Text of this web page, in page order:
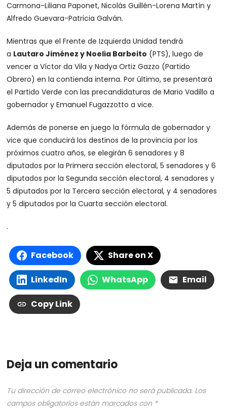
Carmona-Liliana Paponet, Nicolás Guillén-Lorena Martín y
Alfredo Guevara-Patricia Galván.
Mientras que el Frente de Izquierda Unidad tendrá
a Lautaro Jiménez y Noelia Barbeito (PTS), luego de
vencer a Víctor da Vila y Nadya Ortiz Gazzo (Partido
Obrero) en la contienda interna. Por último, se presentará
el Partido Verde con las precandidaturas de Mario Vadillo a
gobernador y Emanuel Fugazzotto a vice.
Además de ponerse en juego la fórmula de gobernador y
vice que conducirá los destinos de la provincia por los
próximos cuatro años, se elegirán 6 senadores y 8
diputados por la Primera sección electoral, 5 senadores y 6
diputados por la Segunda sección electoral, 4 senadores y
5 diputados por la Tercera sección electoral, y 4 senadores
y 5 diputados por la Cuarta sección electoral.
.
Facebook Share on X
LinkedIn WhatsApp Email
Copy Link
Deja un comentario
Tu dirección de correo electrónico no será publicada. Los
campos obligatorios están marcados con *